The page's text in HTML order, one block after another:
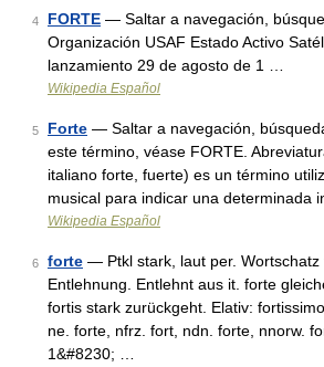
4 FORTE — Saltar a navegación,
Organización USAF Estado Activo
lanzamiento 29 de agosto de 1 …
Wikipedia Español
5 Forte — Saltar a navegación,
este término, véase FORTE.
italiano forte, fuerte) es un término
musical para indicar una determinada
Wikipedia Español
6 forte — Ptkl stark, laut per. Wortschatz
Entlehnung. Entlehnt aus it. forte
fortis stark zurückgeht. Elativ:
ne. forte, nfrz. fort, ndn. forte, nnorw.
1&#8230; …